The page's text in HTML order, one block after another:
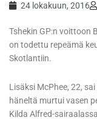
24 lokakuun, 2016
Tshekin GP:n voittoon
on todettu repeämä
Skotlantiin.
Lisäksi McPhee, 22,
häneltä murtui vasen
Kilda Alfred-